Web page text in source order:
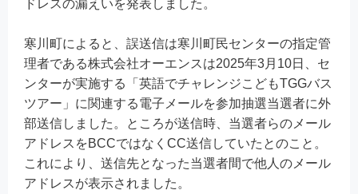
ドレスの漏えいを発表しました。
寒川町によると、誤送信は寒川町民センターの指定管
理者である株式会社オーエンスは2025年3月10日、セ
ンターが実施する「英語でチャレンジこどもTGGバス
ツアー」に関連する電子メールを参加抽選当選者に外
部送信しました。ところが送信時、当選者らのメール
アドレスをBCCではなくCC送信していたとのこと。
これにより、送信先となった当選者間で他人のメール
アドレスが表示されました。